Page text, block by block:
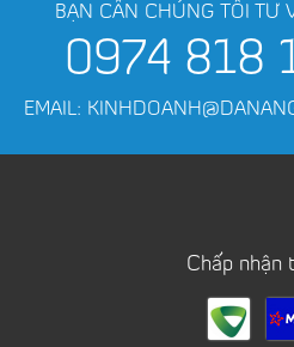
BẠN CẦN CHÚNG TÔI TƯ
0974 818
EMAIL:
Chấp nhận